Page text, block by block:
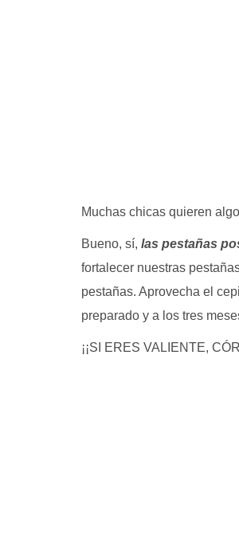
Muchas chicas quieren
Bueno, sí, las pestañas
fortalecer nuestras
pestañas. Aprovecha el
preparado y a los tres
¡¡SI ERES VALIENTE,